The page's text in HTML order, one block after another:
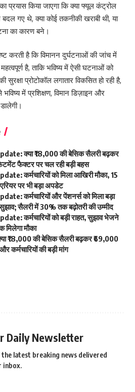
प्रयास किया जाएगा कि क्या फ्यूल कंट्रोल
गए थे, क्या कोई तकनीकी खराबी थी, या
का कारण बने।
करती है कि विमानन दुर्घटनाओं की जांच में
है, ताकि भविष्य में ऐसी घटनाओं को
सुरक्षा प्रोटोकॉल लगातार विकसित हो रही है,
में प्रशिक्षण, विमान डिज़ाइन और
क्या ₹18,000 की बेसिक सैलरी बढ़कर
फैक्टर पर चल रही बड़ी बहस
कर्मचारियों को मिला आखिरी मौका, 15
पर भी बड़ा अपडेट
कर्मचारियों और पेंशनर्स को मिला बड़ा
सैलरी में 30% तक बढ़ोतरी की उम्मीद
कर्मचारियों को बड़ी राहत, सुझाव भेजने
मिलेगा मौका
₹18,000 की बेसिक सैलरी बढ़कर ₹69,000
कर्मचारियों की बड़ी मांग
Daily Newsletter
the latest breaking news delivered
inbox.